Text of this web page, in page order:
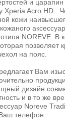
и
Xperia Acro HD .
кожи
NOREVE. В
позволяет
на пояс.
Вам
дизайн
и в то же
Noreve
телефон.